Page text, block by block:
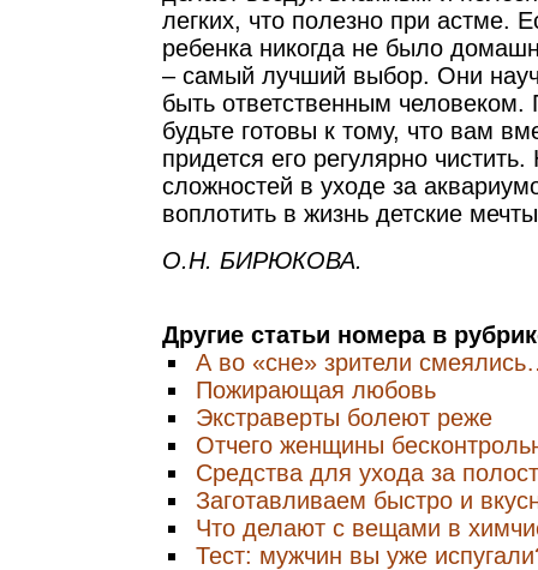
легких, что полезно при астме.
ребенка никогда не было
– самый лучший выбор. Они
быть ответственным человеком.
будьте готовы к тому, что вам
придется его регулярно
сложностей в уходе за
воплотить в жизнь детские
О.Н. БИРЮКОВА.
Другие статьи номера в
А во «сне» зрители
Пожирающая любовь
Экстраверты болеют реже
Отчего женщины
Средства для ухода за
Заготавливаем быстро и
Что делают с вещами в
Тест: мужчин вы уже